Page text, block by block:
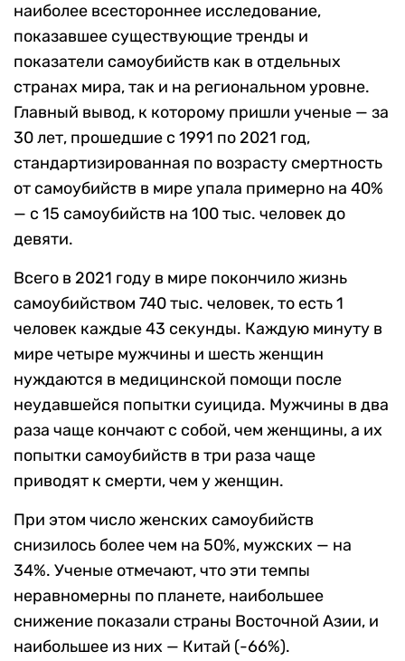
наиболее всестороннее исследование,
показавшее существующие тренды и
показатели самоубийств как в отдельных
странах мира, так и на региональном уровне.
Главный вывод, к которому пришли ученые — за
30 лет, прошедшие с 1991 по 2021 год,
стандартизированная по возрасту смертность
от самоубийств в мире упала примерно на 40%
— с 15 самоубийств на 100 тыс. человек до
девяти.
Всего в 2021 году в мире покончило жизнь
самоубийством 740 тыс. человек, то есть 1
человек каждые 43 секунды. Каждую минуту в
мире четыре мужчины и шесть женщин
нуждаются в медицинской помощи после
неудавшейся попытки суицида. Мужчины в два
раза чаще кончают с собой, чем женщины, а их
попытки самоубийств в три раза чаще
приводят к смерти, чем у женщин.
При этом число женских самоубийств
снизилось более чем на 50%, мужских — на
34%. Ученые отмечают, что эти темпы
неравномерны по планете, наибольшее
снижение показали страны Восточной Азии, и
наибольшее из них — Китай (-66%).